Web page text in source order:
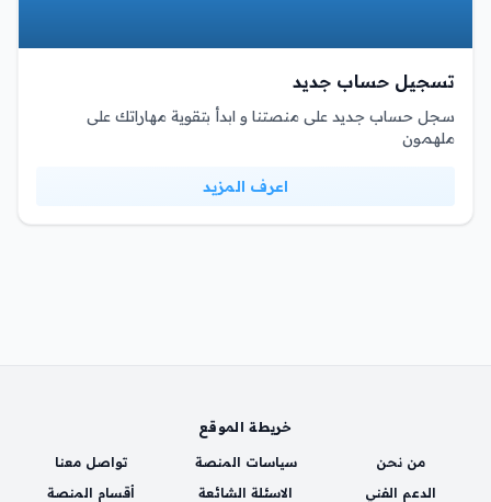
تسجيل حساب جديد
سجل حساب جديد على منصتنا و ابدأ بتقوية مهاراتك على
ملهمون
اعرف المزيد
خريطة الموقع
من نحن سياسات المنصة
تواصل معنا
الدعم الفني
الاسئلة الشائعة
أقسام المنصة